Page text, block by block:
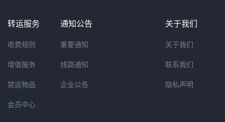
转运服务
收费规则
增值服务
禁运物品
会员中心
通知公告
重要通知
线路通知
企业公告
关于我们
关于我们
联系我们
隐私声明